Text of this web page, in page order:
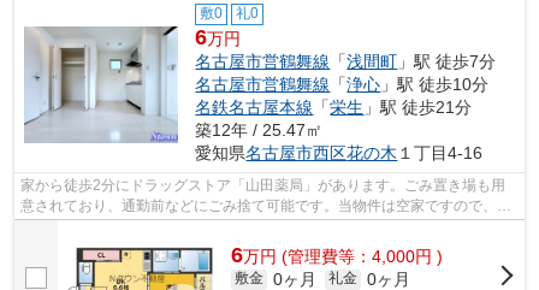
敷0 礼0
6万円
名古屋市営鶴舞線 「浅間町 」駅 徒歩7分
名古屋市営鶴舞線 「浄心 」駅 徒歩10分
名鉄名古屋本線 「栄生 」駅 徒歩21分
築12年 / 25.47㎡
愛知県名古屋市西区花の木 １丁目4-16
家から徒歩2分にドラッグストア「山田薬局」があります。ごみ置き場も用
意されており、通勤前などにごみ捨て可能です。当物件は空家ですので、内
6万円 (管理費等：4,000円 )
敷金 0ヶ月 礼金 0ヶ月